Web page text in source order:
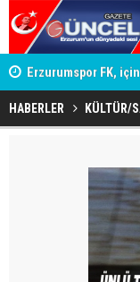
Erzurumspor FK,
HABERLER KÜLTÜR/